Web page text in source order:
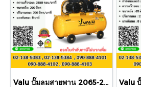
Valu ปั๊มลมสายพาน 2065-200 200L 3HP